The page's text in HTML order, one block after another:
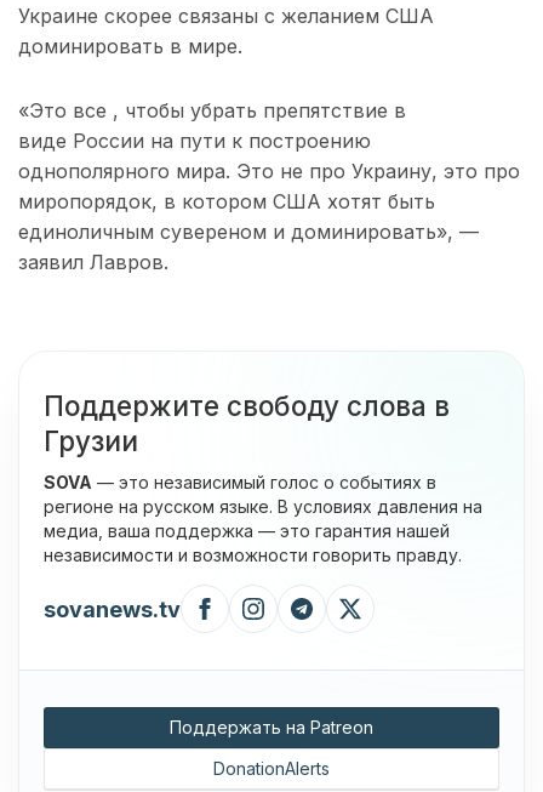
Украине скорее связаны с желанием США
доминировать в мире.
«Это все , чтобы убрать препятствие в
виде России на пути к построению
однополярного мира. Это не про Украину, это про
миропорядок, в котором США хотят быть
единоличным сувереном и доминировать», —
заявил Лавров.
Поддержите свободу слова в
Грузии
SOVA — это независимый голос о событиях в
регионе на русском языке. В условиях давления на
медиа, ваша поддержка — это гарантия нашей
независимости и возможности говорить правду.
sovanews.tv
Поддержать на Patreon
DonationAlerts